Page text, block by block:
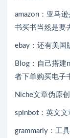
amazon：亚马
书买书当然是要
ebay：还有美国
Blog：自己搭建
者下单购买电子
Niche文章伪原
spinbot：英文文
grammarly：工